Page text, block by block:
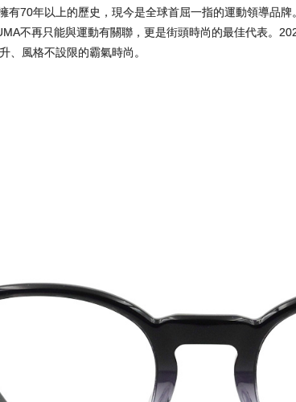
有70年以上的歷史，現今是全球首屈一指的運動領導品
不再只能與運動有關聯，更是街頭時尚的最佳代表。
、風格不設限的霸氣時尚。